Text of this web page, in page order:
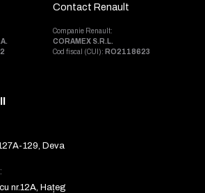
Contact Renault
Companie Renault:
CORAMEX S.R.L.
Cod fiscal (CUI): RO2118623
129, Deva
nr.12A, Hațeg